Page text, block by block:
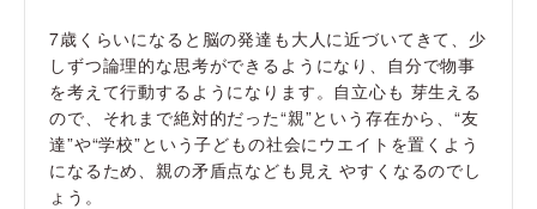
7歳くらいになると脳の発達も大人に近づいてきて、少
しずつ論理的な思考ができるようになり、自分で物事
を考えて行動するようになります。自立心も 芽生える
ので、それまで絶対的だった“親”という存在から、“友
達”や“学校”という子どもの社会にウエイトを置くよう
になるため、親の矛盾点なども見え やすくなるのでし
ょう。